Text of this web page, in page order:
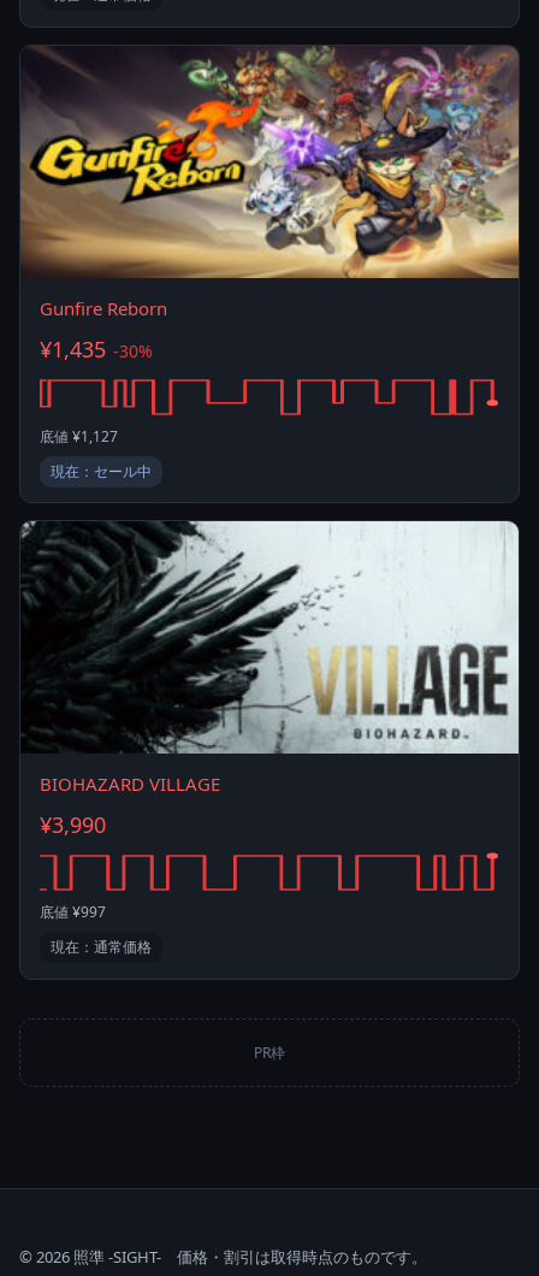
Gunfire Reborn
¥1,435 -30%
底値 ¥1,127
現在：セール中
BIOHAZARD VILLAGE
¥3,990
底値 ¥997
現在：通常価格
PR枠
© 2026 照準 -SIGHT- 価格・割引は取得時点のものです。